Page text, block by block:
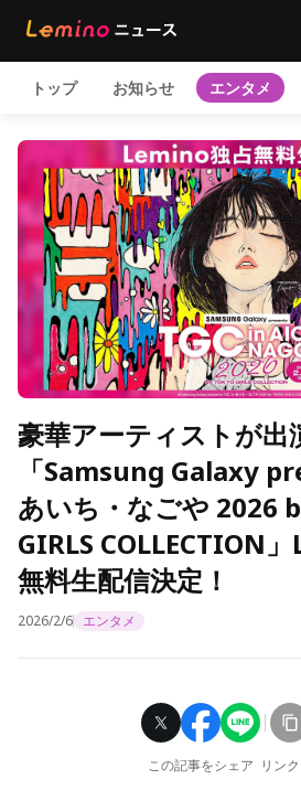
トップ お知らせ エンタメ
豪華アーティストが出
「Samsung Galaxy
あいち・なごや 2026
GIRLS COLLECTION
無料生配信決定！
2026/2/6 エンタメ
この記事をシェア リン